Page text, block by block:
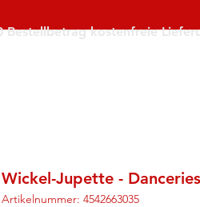
kostenfreie
Wickel-Jupette -
Artikelnummer: 4542663035